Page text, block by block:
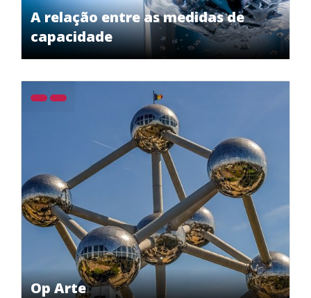
A relação entre as medidas de
capacidade
Op Arte